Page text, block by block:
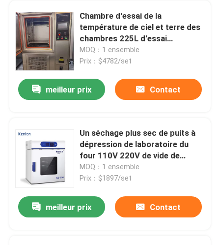
Chambre d'essai de la
température de ciel et terre des
chambres 225L d'essai
concernant l'environnement de
laboratoire
MOQ：1 ensemble
Prix：$4782/set
meilleur prix Contact
Un séchage plus sec de puits à
dépression de laboratoire du
four 110V 220V de vide de
pompe
MOQ：1 ensemble
Prix：$1897/set
meilleur prix Contact